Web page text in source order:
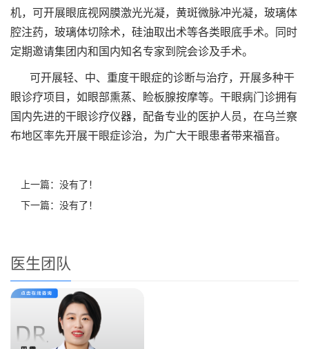
机，可开展眼底视网膜激光光凝，黄斑微脉冲光凝，玻璃体
腔注药，玻璃体切除术，硅油取出术等各类眼底手术。同时
定期邀请集团内和国内知名专家到院会诊及手术。
可开展轻、中、重度干眼症的诊断与治疗，开展多种干
眼诊疗项目，如眼部熏蒸、睑板腺按摩等。干眼病门诊拥有
国内先进的干眼诊疗仪器，配备专业的医护人员，在乌兰察
布地区率先开展干眼症诊治，为广大干眼患者带来福音。
上一篇：没有了！
下一篇：没有了！
医生团队